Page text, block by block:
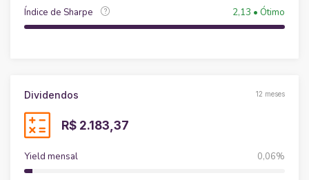
Índice de Sharpe 2,13 • Ótimo
12 meses
Dividendos
R$ 2.183,37
Yield mensal 0,06%